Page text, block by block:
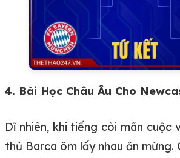
4. Bài Học Châu Âu Cho
Dĩ nhiên, khi tiếng còi mãn cuộc
thủ Barca ôm lấy nhau ăn mừng.